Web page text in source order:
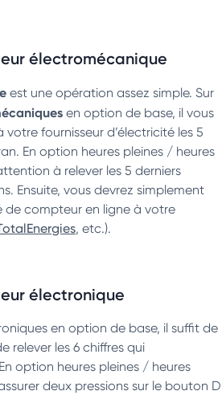
électromécanique
est une opération assez simple. Sur
en option de base, il vous
fournisseur d’électricité les 5
En option heures pleines / heures
à relever les 5 derniers
Ensuite, vous devrez simplement
de compteur en ligne à votre
, etc.).
électronique
en option de base, il suffit de
relever les 6 chiffres qui
option heures pleines / heures
deux pressions sur le bouton D